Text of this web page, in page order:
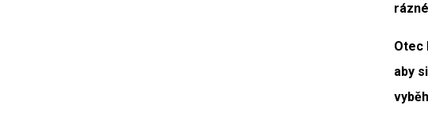
Otec
aby